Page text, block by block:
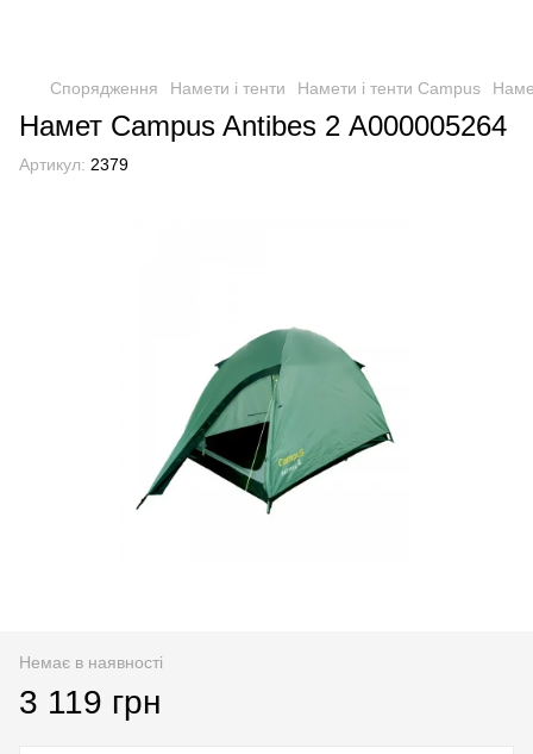
Спорядження Намети і тенти Намети і тенти Campus
Намет Campus Antibes 2 А000005264
Артикул: 2379
Немає в наявності
3 119 грн